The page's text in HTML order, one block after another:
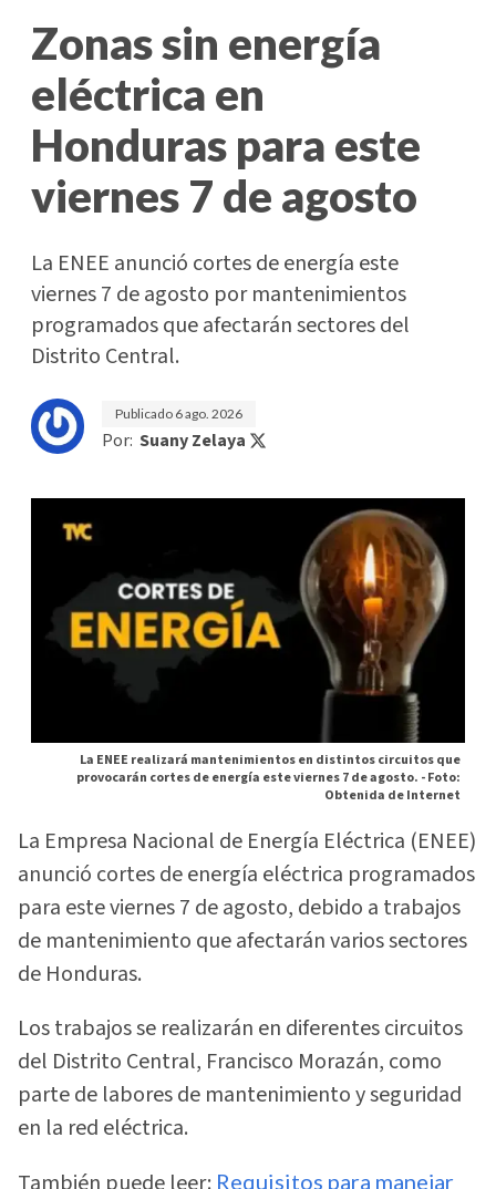
Zonas sin energía
eléctrica en
Honduras para este
viernes 7 de agosto
La ENEE anunció cortes de energía este
viernes 7 de agosto por mantenimientos
programados que afectarán sectores del
Distrito Central.
Publicado 6 ago. 2026
Por: Suany Zelaya
La ENEE realizará mantenimientos en distintos circuitos que
provocarán cortes de energía este viernes 7 de agosto. -Foto:
Obtenida de Internet
La Empresa Nacional de Energía Eléctrica (ENEE)
anunció cortes de energía eléctrica programados
para este viernes 7 de agosto, debido a trabajos
de mantenimiento que afectarán varios sectores
de Honduras.
Los trabajos se realizarán en diferentes circuitos
del Distrito Central, Francisco Morazán, como
parte de labores de mantenimiento y seguridad
en la red eléctrica.
Requisitos para manejar